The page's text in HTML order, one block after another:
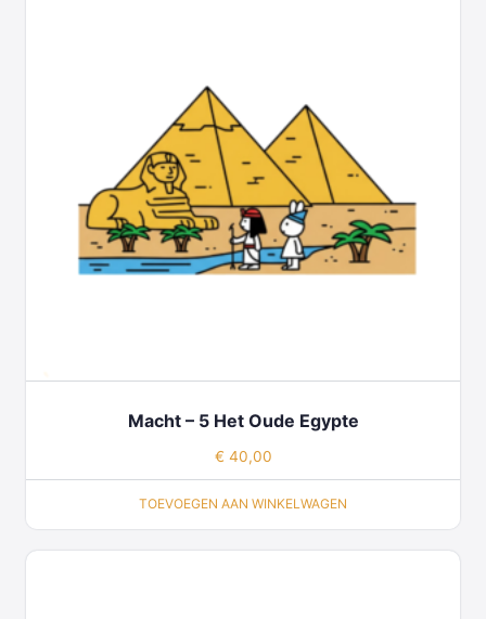
Macht – 5 Het Oude Egypte
€ 40,00
TOEVOEGEN AAN WINKELWAGEN